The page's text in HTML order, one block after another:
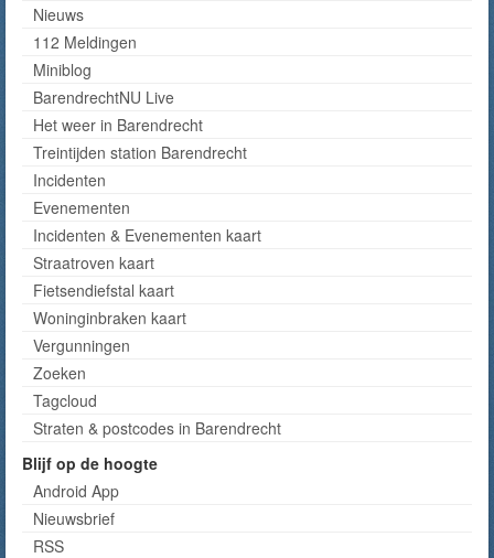
Nieuws
112 Meldingen
Miniblog
BarendrechtNU Live
Het weer in Barendrecht
Treintijden station Barendrecht
Incidenten
Evenementen
Incidenten & Evenementen kaart
Straatroven kaart
Fietsendiefstal kaart
Woninginbraken kaart
Vergunningen
Zoeken
Tagcloud
Straten & postcodes in Barendrecht
Blijf op de hoogte
Android App
Nieuwsbrief
RSS